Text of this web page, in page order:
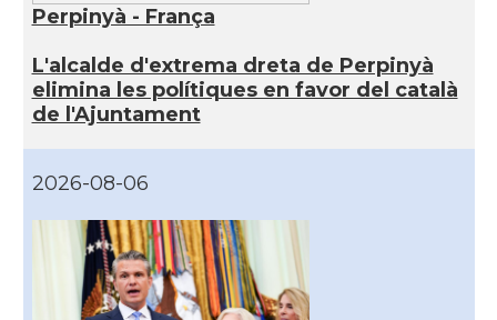
Perpinyà - França
L'alcalde d'extrema dreta de Perpinyà
elimina les polítiques en favor del català
de l'Ajuntament
2026-08-06